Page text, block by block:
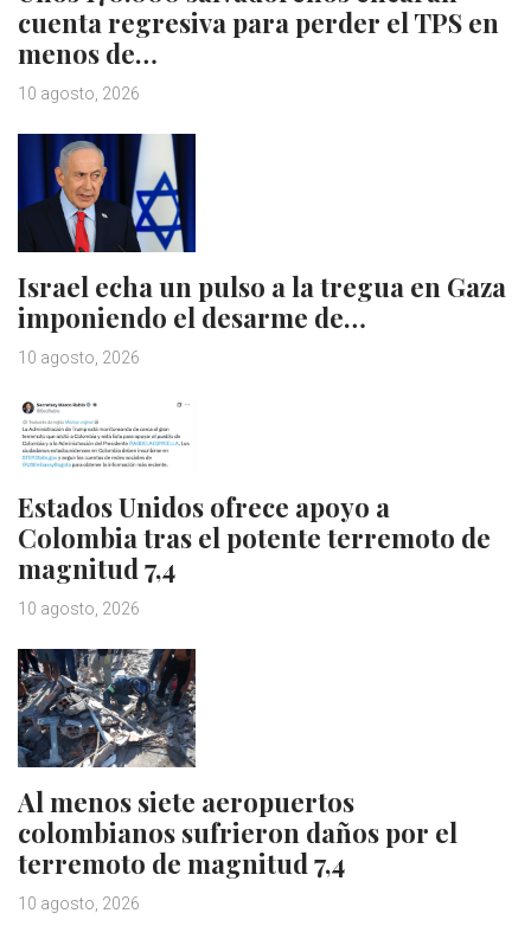
cuenta regresiva para perder el TPS en
menos de…
10 agosto, 2026
Israel echa un pulso a la tregua en Gaza
imponiendo el desarme de…
10 agosto, 2026
Estados Unidos ofrece apoyo a
Colombia tras el potente terremoto de
magnitud 7,4
10 agosto, 2026
Al menos siete aeropuertos
colombianos sufrieron daños por el
terremoto de magnitud 7,4
10 agosto, 2026